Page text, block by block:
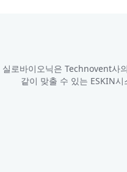
실로바이오닉은 Technovent사
같이 맞출 수 있는 ESKIN